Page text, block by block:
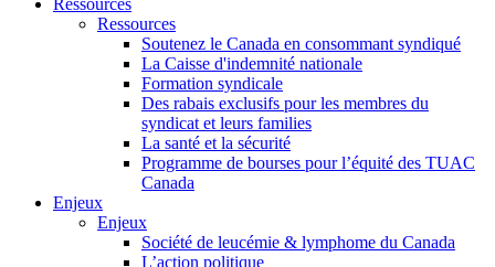
Ressources
Ressources
Soutenez le Canada en consommant syndiqué
La Caisse d'indemnité nationale
Formation syndicale
Des rabais exclusifs pour les membres du
syndicat et leurs families
La santé et la sécurité
Programme de bourses pour l’équité des TUAC
Canada
Enjeux
Enjeux
Société de leucémie & lymphome du Canada
L’action politique